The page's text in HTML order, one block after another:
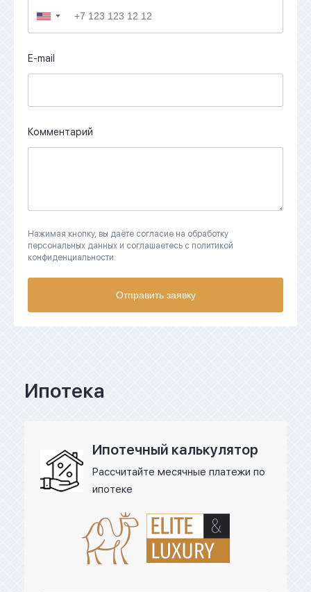
▼
E-mail
Комментарий
Нажимая кнопку, вы даёте согласие на обработку
персональных данных и соглашаетесь с политикой
конфиденциальности.
Отправить заявку
Ипотека
Ипотечный калькулятор
Рассчитайте месячные платежи по
ипотеке